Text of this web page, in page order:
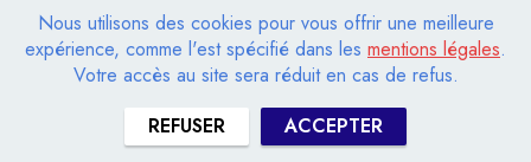
Nous utilisons des cookies pour vous offrir une meilleure
expérience, comme l'est spécifié dans les mentions légales.
Votre accès au site sera réduit en cas de refus.
REFUSER
ACCEPTER
objectif 380x180x148
- Poids: env.8Kg
- Montage: Filetage pour trepied standard
- Alimentation: 110-240V CA (50-60Hz) ou 12 V CC
- Consomation d'énergie: 37 watts